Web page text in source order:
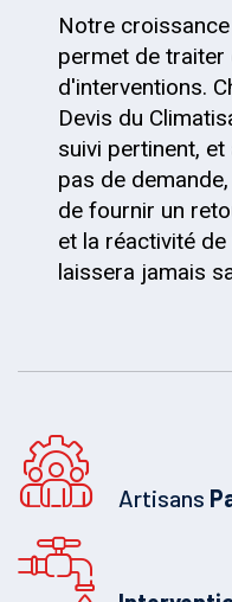
Notre
permet de traiter
d'interventions.
Devis du
suivi pertinent,
pas de
de fournir un
et la réactivité
laissera jamais
Artisans